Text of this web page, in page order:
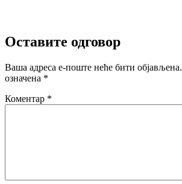
Оставите одговор
Ваша адреса е-поште неће бити објављена.
означена *
Коментар *